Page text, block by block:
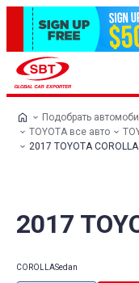
Подобрать
TOYOTA все авто
2017 TOYOTA COROLLA
2017
COROLLASedan